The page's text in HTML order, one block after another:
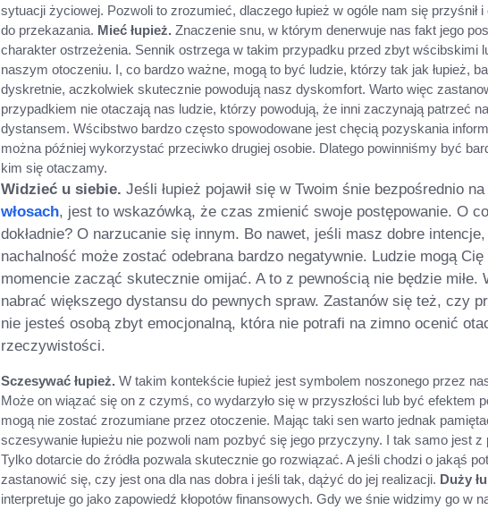
sytuacji życiowej. Pozwoli to zrozumieć, dlaczego łupież w ogóle nam się przyśnił i
do przekazania. Mieć łupież. Znaczenie snu, w którym denerwuje nas fakt jego
charakter ostrzeżenia. Sennik ostrzega w takim przypadku przed zbyt wścibskimi
naszym otoczeniu. I, co bardzo ważne, mogą to być ludzie, którzy tak jak łupież,
dyskretnie, aczkolwiek skutecznie powodują nasz dyskomfort. Warto więc
przypadkiem nie otaczają nas ludzie, którzy powodują, że inni zaczynają patrzeć
dystansem. Wścibstwo bardzo często spowodowane jest chęcią pozyskania
można później wykorzystać przeciwko drugiej osobie. Dlatego powinniśmy być
kim się otaczamy.
Widzieć u siebie. Jeśli łupież pojawił się w Twoim śnie bezpośrednio
włosach, jest to wskazówką, że czas zmienić swoje postępowanie. O
dokładnie? O narzucanie się innym. Bo nawet, jeśli masz dobre intencje,
nachalność może zostać odebrana bardzo negatywnie. Ludzie mogą Cię
momencie zacząć skutecznie omijać. A to z pewnością nie będzie miłe.
nabrać większego dystansu do pewnych spraw. Zastanów się też, czy
nie jesteś osobą zbyt emocjonalną, która nie potrafi na zimno ocenić
rzeczywistości.
Sczesywać łupież. W takim kontekście łupież jest symbolem noszonego przez
Może on wiązać się on z czymś, co wydarzyło się w przyszłości lub być efektem
mogą nie zostać zrozumiane przez otoczenie. Mając taki sen warto jednak
sczesywanie łupieżu nie pozwoli nam pozbyć się jego przyczyny. I tak samo jest z
Tylko dotarcie do źródła pozwala skutecznie go rozwiązać. A jeśli chodzi o jakąś
zastanowić się, czy jest ona dla nas dobra i jeśli tak, dążyć do jej realizacji. Duży
interpretuje go jako zapowiedź kłopotów finansowych. Gdy we śnie widzimy go w